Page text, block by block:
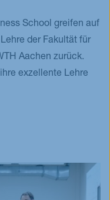
School greifen auf
der Fakultät für
Aachen zurück.
exzellente Lehre